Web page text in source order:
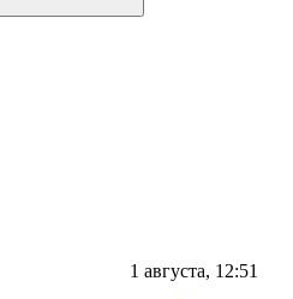
1 августа, 12:51